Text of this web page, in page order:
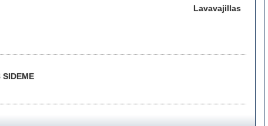
Lavavajillas
SIDEME